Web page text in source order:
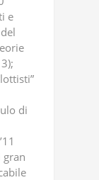
e
di
gran